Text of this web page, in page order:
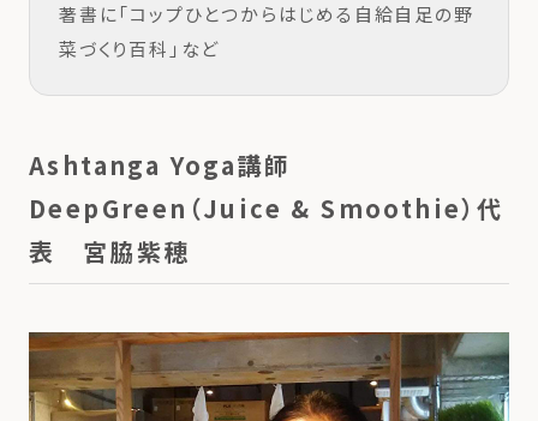
著書に「コップひとつからはじめる自給自足の野
菜づくり百科」など
Ashtanga Yoga講師
DeepGreen（Juice & Smoothie）代
表 宮脇紫穂